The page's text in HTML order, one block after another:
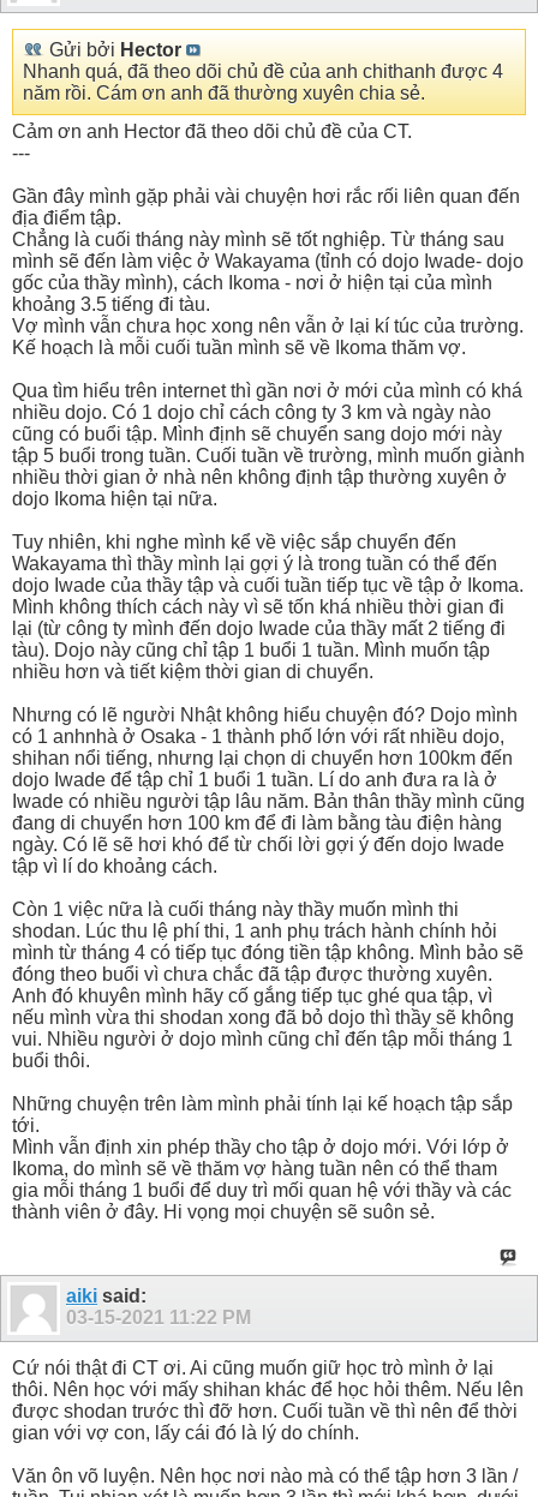
Gửi bởi Hector
Nhanh quá, đã theo dõi chủ đề của anh chithanh được 4
năm rồi. Cám ơn anh đã thường xuyên chia sẻ.
Cảm ơn anh Hector đã theo dõi chủ đề của CT.
---
Gần đây mình gặp phải vài chuyện hơi rắc rối liên quan đến
địa điểm tập.
Chẳng là cuối tháng này mình sẽ tốt nghiệp. Từ tháng sau
mình sẽ đến làm việc ở Wakayama (tỉnh có dojo Iwade- dojo
gốc của thầy mình), cách Ikoma - nơi ở hiện tại của mình
khoảng 3.5 tiếng đi tàu.
Vợ mình vẫn chưa học xong nên vẫn ở lại kí túc của trường.
Kế hoạch là mỗi cuối tuần mình sẽ về Ikoma thăm vợ.
Qua tìm hiểu trên internet thì gần nơi ở mới của mình có khá
nhiều dojo. Có 1 dojo chỉ cách công ty 3 km và ngày nào
cũng có buổi tập. Mình định sẽ chuyển sang dojo mới này
tập 5 buổi trong tuần. Cuối tuần về trường, mình muốn giành
nhiều thời gian ở nhà nên không định tập thường xuyên ở
dojo Ikoma hiện tại nữa.
Tuy nhiên, khi nghe mình kể về việc sắp chuyển đến
Wakayama thì thầy mình lại gợi ý là trong tuần có thể đến
dojo Iwade của thầy tập và cuối tuần tiếp tục về tập ở Ikoma.
Mình không thích cách này vì sẽ tốn khá nhiều thời gian đi
lại (từ công ty mình đến dojo Iwade của thầy mất 2 tiếng đi
tàu). Dojo này cũng chỉ tập 1 buổi 1 tuần. Mình muốn tập
nhiều hơn và tiết kiệm thời gian di chuyển.
Nhưng có lẽ người Nhật không hiểu chuyện đó? Dojo mình
có 1 anhnhà ở Osaka - 1 thành phố lớn với rất nhiều dojo,
shihan nổi tiếng, nhưng lại chọn di chuyển hơn 100km đến
dojo Iwade để tập chỉ 1 buổi 1 tuần. Lí do anh đưa ra là ở
Iwade có nhiều người tập lâu năm. Bản thân thầy mình cũng
đang di chuyển hơn 100 km để đi làm bằng tàu điện hàng
ngày. Có lẽ sẽ hơi khó để từ chối lời gợi ý đến dojo Iwade
tập vì lí do khoảng cách.
Còn 1 việc nữa là cuối tháng này thầy muốn mình thi
shodan. Lúc thu lệ phí thi, 1 anh phụ trách hành chính hỏi
mình từ tháng 4 có tiếp tục đóng tiền tập không. Mình bảo sẽ
đóng theo buổi vì chưa chắc đã tập được thường xuyên.
Anh đó khuyên mình hãy cố gắng tiếp tục ghé qua tập, vì
nếu mình vừa thi shodan xong đã bỏ dojo thì thầy sẽ không
vui. Nhiều người ở dojo mình cũng chỉ đến tập mỗi tháng 1
buổi thôi.
Những chuyện trên làm mình phải tính lại kế hoạch tập sắp
tới.
Mình vẫn định xin phép thầy cho tập ở dojo mới. Với lớp ở
Ikoma, do mình sẽ về thăm vợ hàng tuần nên có thể tham
gia mỗi tháng 1 buổi để duy trì mối quan hệ với thầy và các
thành viên ở đây. Hi vọng mọi chuyện sẽ suôn sẻ.
aiki said:
03-15-2021 11:22 PM
Cứ nói thật đi CT ơi. Ai cũng muốn giữ học trò mình ở lại
thôi. Nên học với mấy shihan khác để học hỏi thêm. Nếu lên
được shodan trước thì đỡ hơn. Cuối tuần về thì nên để thời
gian với vợ con, lấy cái đó là lý do chính.
Văn ôn võ luyện. Nên học nơi nào mà có thể tập hơn 3 lần /